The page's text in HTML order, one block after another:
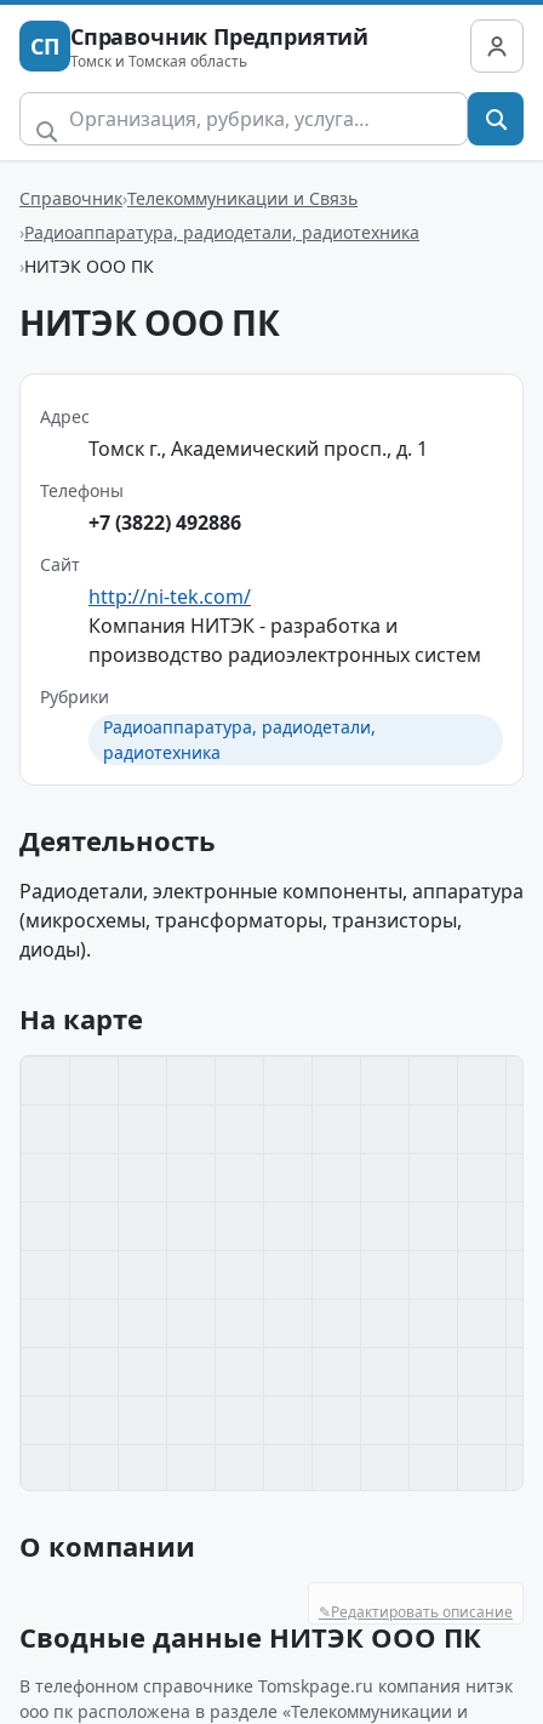
СП Справочник Предприятий
Томск и Томская область
Справочник Телекоммуникации и Связь
Радиоаппаратура, радиодетали, радиотехника
НИТЭК ООО ПК
НИТЭК ООО ПК
Адрес
Томск г., Академический просп., д. 1
Телефоны
+7 (3822) 492886
Сайт
http://ni-tek.com/
Компания НИТЭК - разработка и
производство радиоэлектронных систем
Рубрики
Радиоаппаратура, радиодетали,
радиотехника
Деятельность
Радиодетали, электронные компоненты, аппаратура
(микросхемы, трансформаторы, транзисторы,
диоды).
На карте
О компании
✎Редактировать описание
Сводные данные НИТЭК ООО ПК
В телефонном справочнике Tomskpage.ru компания нитэк
ооо пк расположена в разделе «Телекоммуникации и